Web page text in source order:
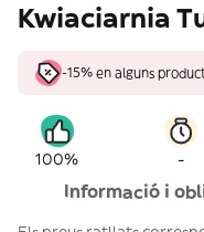
Kwiaciarnia
-15% en alguns
100% -
Informació i